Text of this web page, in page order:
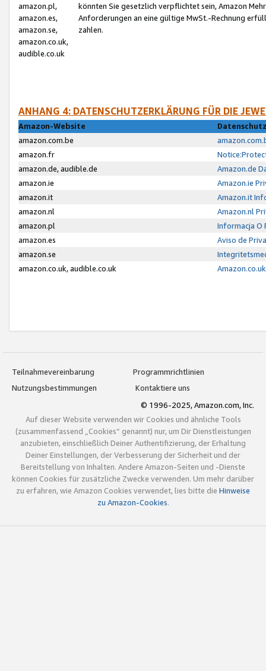
amazon.pl,
amazon.es,
amazon.se,
amazon.co.uk,
audible.co.uk
könnten Sie gesetzlich verpflichtet sein, Amazon
Anforderungen an eine gültige MwSt.-Rechnung
zahlen.
ANHANG 4: DATENSCHUTZERKLÄRUNG FÜR DIE
Amazon-Website
amazon.com.be
amazon.fr
amazon.de, audible.de
Amazon.de
amazon.ie
Amazon.ie
amazon.it
Amazon.it
amazon.nl
Amazon.nl
amazon.pl
Informacja O
amazon.es
Aviso de
amazon.se
amazon.co.uk, audible.co.uk
Teilnahmevereinbarung
Programmrichtlinien
Nutzungsbestimmungen
Kontaktiere uns
© 1996-2025, Amazon.com, Inc.
Auf dieser Website verwenden wir Cookies und ähnliche Tools
(zusammenfassend „Cookies“ genannt) nur, um Dir Dienstleistungen
anzubieten, einschließlich Deiner Authentifizierung, der Erhaltung
Deiner Einstellungen, der Verbesserung der Sicherheit und der
Bereitstellung von Inhalten. Andere Amazon-Seiten und -Dienste
können Cookies für zusätzliche Zwecke verwenden. Um mehr darüber
zu erfahren, wie Amazon Cookies verwendet, lies bitte die Hinweise
zu Amazon-Cookies.